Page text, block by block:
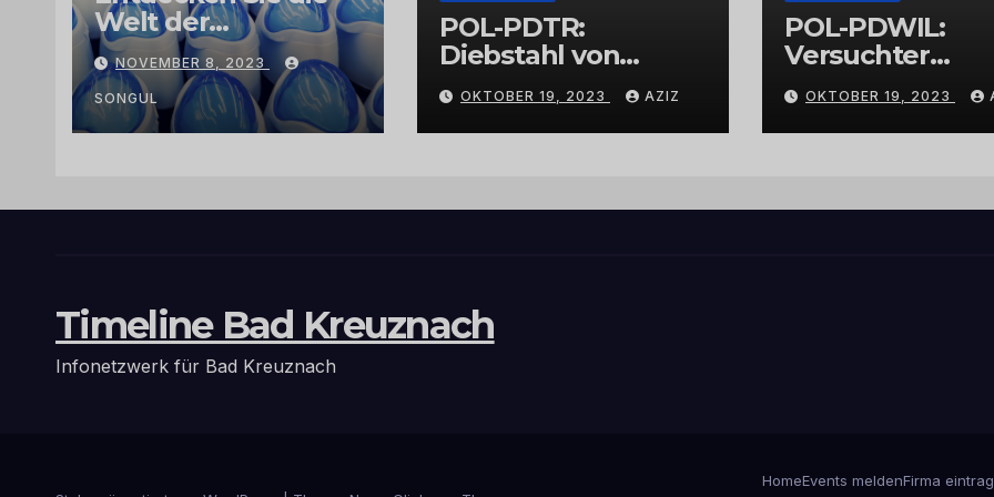
Welt der
Exklusivität:
Arganöl,
Kaktusfeigenkernöl
und
vertrauenswürdige
NOVEMBER 8, 2023
SONGUL
POL-PDTR:
Diebstahl von
Grabschmuck
OKTOBER 19, 2023 AZIZ
POL-PDWIL:
Versuchter
Einbruch im
Gewerbegebiet
Wittlich
OKTOBER 19, 2023
Timeline Bad Kreuznach
Infonetzwerk für Bad Kreuznach
HomeEvents meldenFirma